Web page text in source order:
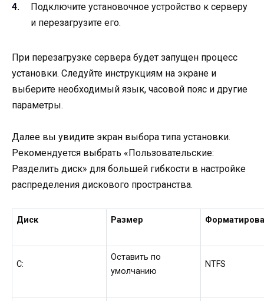
Подключите установочное устройство к серверу
и перезагрузите его.
При перезагрузке сервера будет запущен процесс
установки. Следуйте инструкциям на экране и
выберите необходимый язык, часовой пояс и другие
параметры.
Далее вы увидите экран выбора типа установки.
Рекомендуется выбрать «Пользовательские:
Разделить диск» для большей гибкости в настройке
распределения дискового пространства.
Диск Размер
C:
Оставить по
умолчанию
NTFS